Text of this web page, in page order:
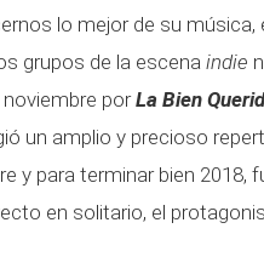
lo mejor de su música,
grupos de la escena indie
porLa Bien
un amplio y precioso
y para terminar bien 2018,
en solitario, el